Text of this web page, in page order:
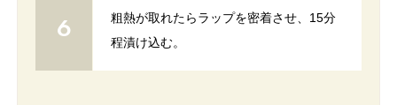
粗熱が取れたらラップを密着させ、15分
程漬け込む。